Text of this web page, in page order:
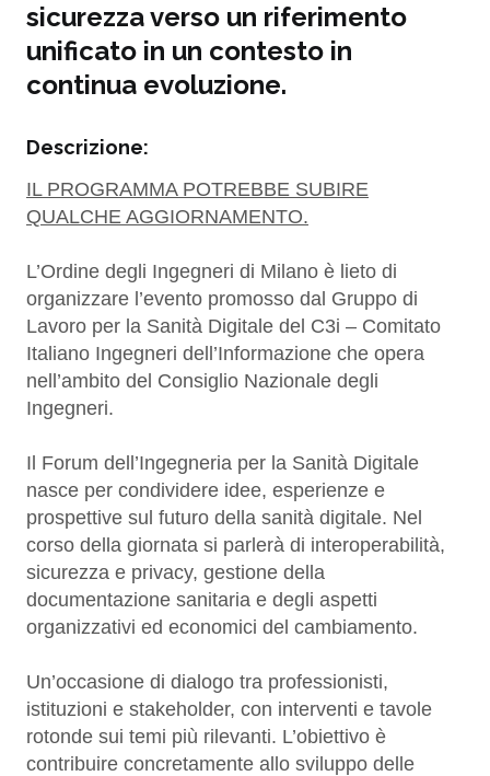
sicurezza verso un riferimento
unificato in un contesto in
continua evoluzione.
Descrizione:
IL PROGRAMMA POTREBBE SUBIRE
QUALCHE AGGIORNAMENTO.
L’Ordine degli Ingegneri di Milano è lieto di
organizzare l’evento promosso dal Gruppo di
Lavoro per la Sanità Digitale del C3i – Comitato
Italiano Ingegneri dell’Informazione che opera
nell’ambito del Consiglio Nazionale degli
Ingegneri.
Il Forum dell’Ingegneria per la Sanità Digitale
nasce per condividere idee, esperienze e
prospettive sul futuro della sanità digitale. Nel
corso della giornata si parlerà di interoperabilità,
sicurezza e privacy, gestione della
documentazione sanitaria e degli aspetti
organizzativi ed economici del cambiamento.
Un’occasione di dialogo tra professionisti,
istituzioni e stakeholder, con interventi e tavole
rotonde sui temi più rilevanti. L’obiettivo è
contribuire concretamente allo sviluppo delle